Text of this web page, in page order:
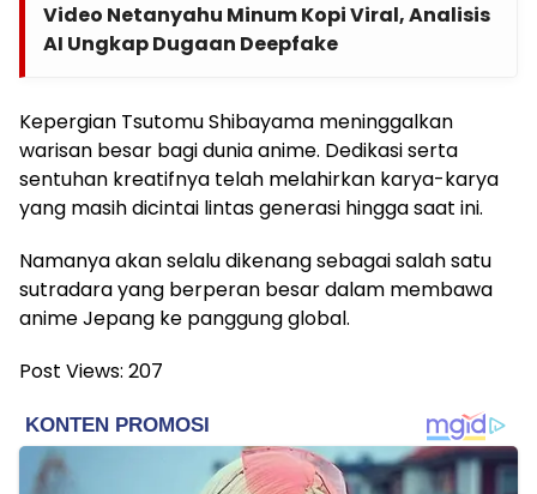
Video Netanyahu Minum Kopi Viral, Analisis
AI Ungkap Dugaan Deepfake
Kepergian Tsutomu Shibayama meninggalkan
warisan besar bagi dunia anime. Dedikasi serta
sentuhan kreatifnya telah melahirkan karya-karya
yang masih dicintai lintas generasi hingga saat ini.
Namanya akan selalu dikenang sebagai salah satu
sutradara yang berperan besar dalam membawa
anime Jepang ke panggung global.
Post Views: 207